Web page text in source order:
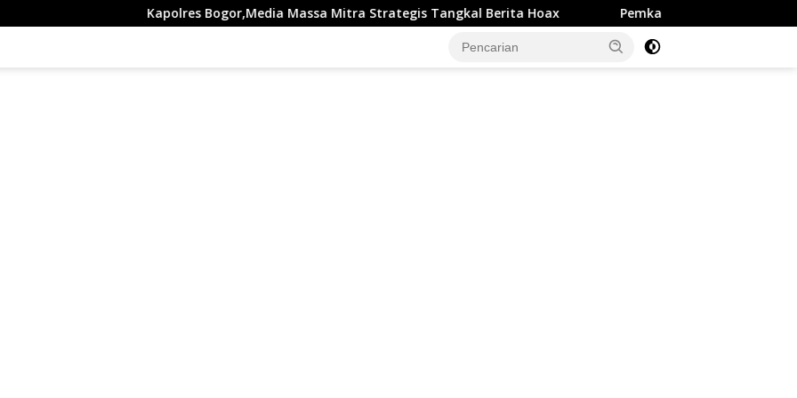
Kapolres Bogor,Media Massa Mitra Strategis Tangkal Berita Hoax Pemkab Sukabumi Mengucapkan